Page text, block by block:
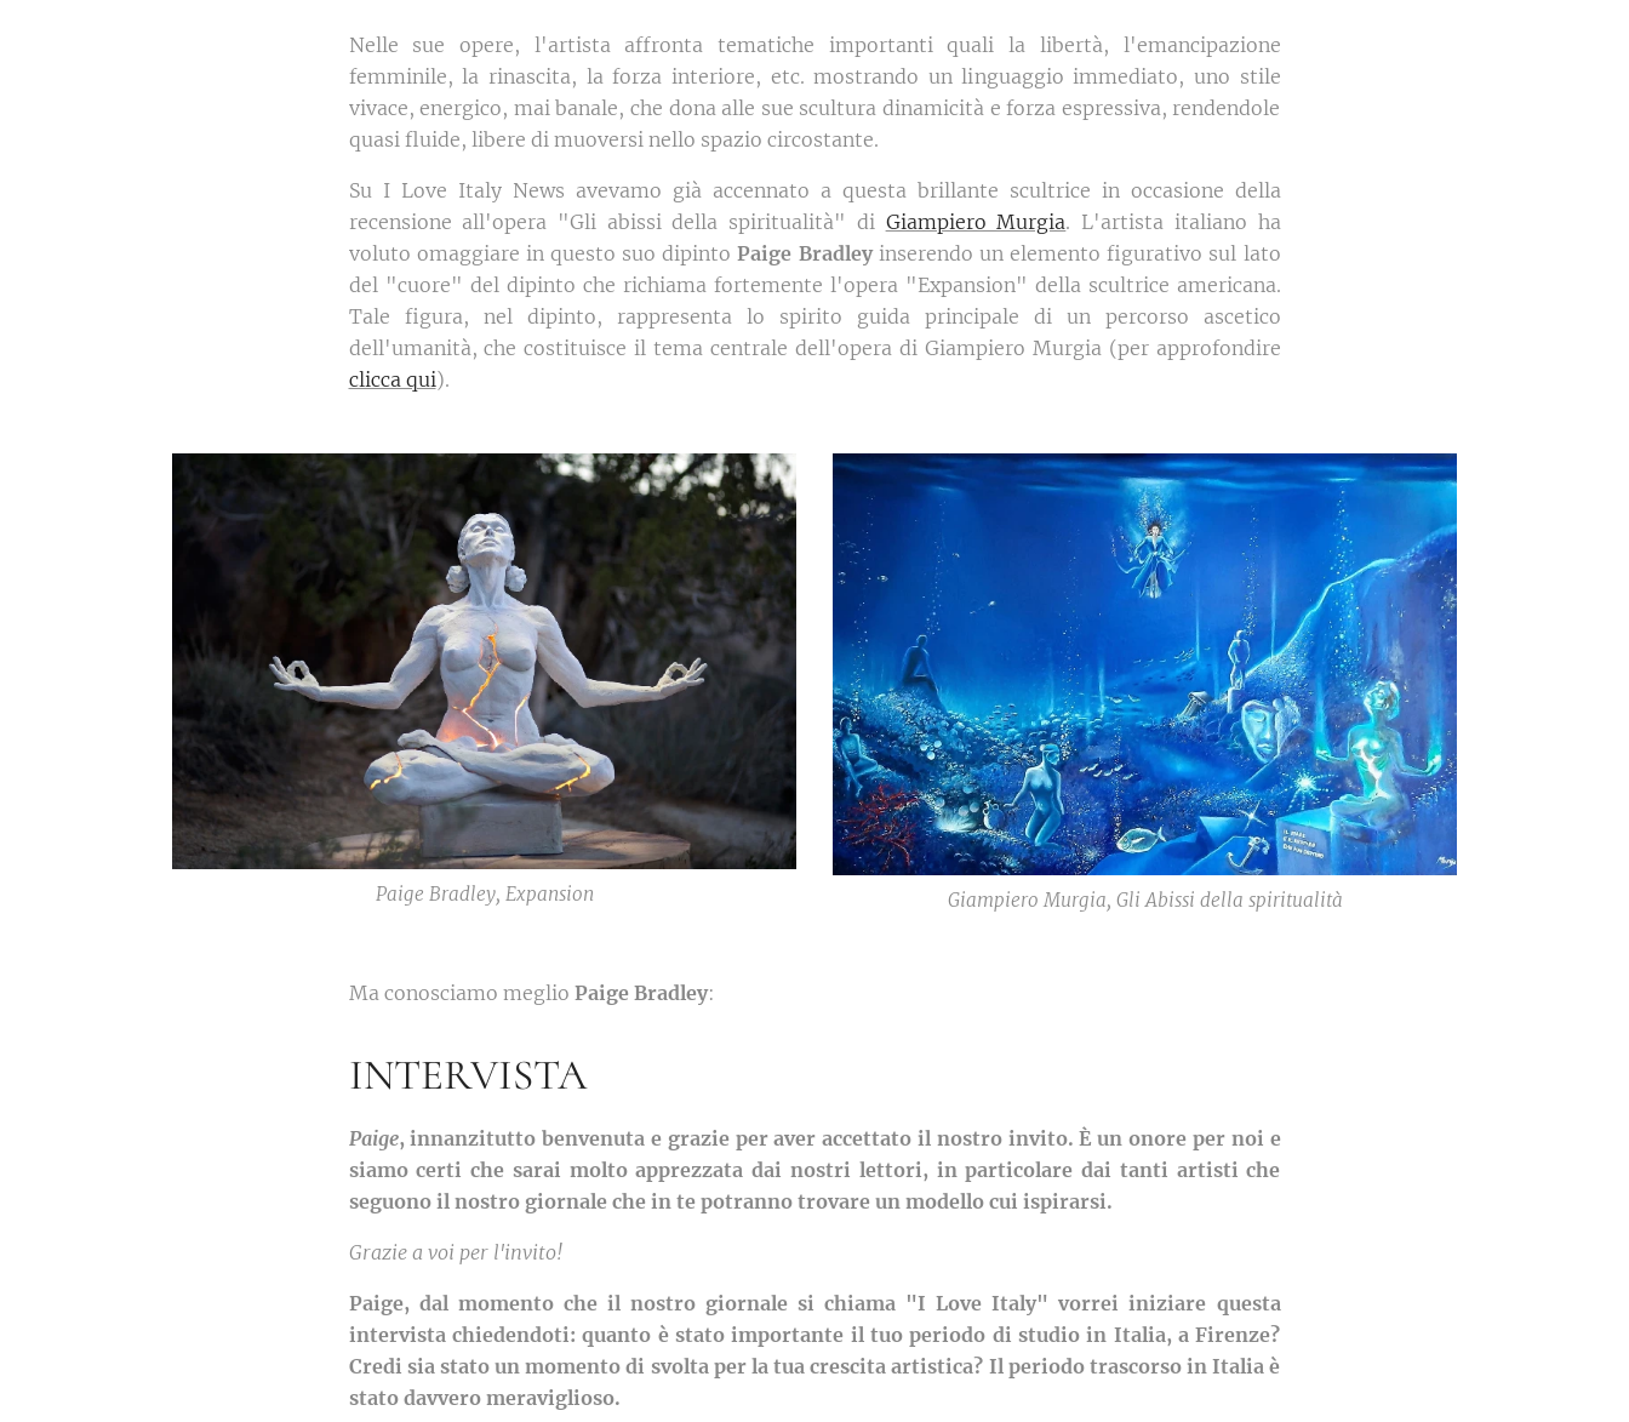
Nelle sue opere, l'artista affronta tematiche importanti quali la libertà, l'emancipazione
femminile, la rinascita, la forza interiore, etc. mostrando un linguaggio immediato, uno stile
vivace, energico, mai banale, che dona alle sue scultura dinamicità e forza espressiva, rendendole
quasi fluide, libere di muoversi nello spazio circostante.
Su I Love Italy News avevamo già accennato a questa brillante scultrice in occasione della
recensione all'opera "Gli abissi della spiritualità" di Giampiero Murgia. L'artista italiano ha
voluto omaggiare in questo suo dipintoPaige Bradleyinserendo un elemento figurativo sul lato
del "cuore" del dipinto che richiama fortemente l'opera "Expansion" della scultrice americana.
Tale figura, nel dipinto, rappresenta lo spirito guida principale di un percorso ascetico
dell'umanità, che costituisce il tema centrale dell'opera di Giampiero Murgia (per approfondire
clicca qui).
Paige Bradley, Expansion Giampiero Murgia, Gli Abissi della spiritualità
Ma conosciamo meglio Paige Bradley:
INTERVISTA
Paige, innanzitutto benvenuta e grazie per aver accettato il nostro invito. È un onore per noi e
siamo certi che sarai molto apprezzata dai nostri lettori, in particolare dai tanti artisti che
seguono il nostro giornale che in te potranno trovare un modello cui ispirarsi.
Grazie a voi per l'invito!
Paige, dal momento che il nostro giornale si chiama "I Love Italy" vorrei iniziare questa
intervista chiedendoti: quanto è stato importante il tuo periodo di studio in Italia, a Firenze?
Credi sia stato un momento di svolta per la tua crescita artistica? Il periodo trascorso in Italia è
stato davvero meraviglioso.